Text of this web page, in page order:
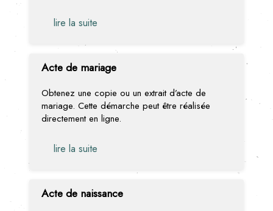
lire la suite
Acte de mariage
Obtenez une copie ou un extrait d’acte de
mariage. Cette démarche peut être réalisée
directement en ligne.
lire la suite
Acte de naissance